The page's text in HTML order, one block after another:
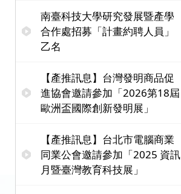
南臺科技大學研究發展暨產學
合作處招募「計畫約聘人員」
乙名
【產推訊息】台灣發明商品促
進協會邀請參加「2026第18屆
歐洲盃國際創新發明展」
【產推訊息】台北市電腦商業
同業公會邀請參加「2025 資訊
月暨臺灣教育科技展」